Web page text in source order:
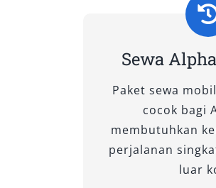
disewa yang kami
1. New
dalam balutan
Pearl yang
efisien dan ramah
menginginkan sewa
hemat BBM. Fitur
Sewa
Paket sewa
cocok bagi
membutuhkan
perjalanan
luar